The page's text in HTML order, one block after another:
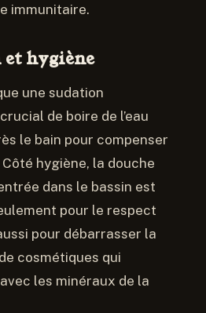
immunitaire.
hygiène
une sudation
de boire de l’eau
le bain pour compenser
hygiène, la douche
dans le bassin est
pour le respect
pour débarrasser la
cosmétiques qui
les minéraux de la